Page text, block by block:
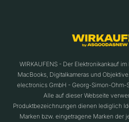
WIRKAUFENS - Der Elektronikankauf
MacBooks, Digitalkameras und
electronics GmbH - Georg-Simon-Ohm-
Alle auf dieser Webseite
Produktbezeichnungen dienen lediglich
Marken bzw. eingetragene Marken der